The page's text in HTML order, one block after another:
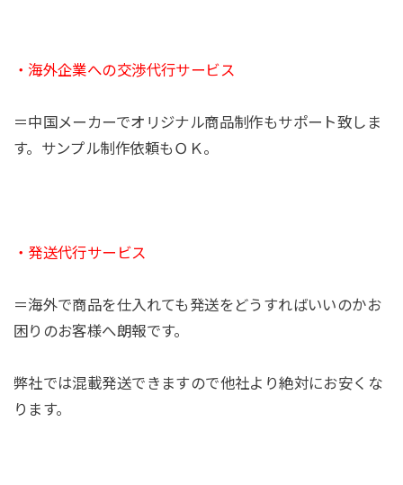
・海外企業への交渉代行サービス
＝中国メーカーでオリジナル商品制作もサポート致しま
す。サンプル制作依頼もＯＫ。
・発送代行サービス
＝海外で商品を仕入れても発送をどうすればいいのかお
困りのお客様へ朗報です。
弊社では混載発送できますので他社より絶対にお安くな
ります。